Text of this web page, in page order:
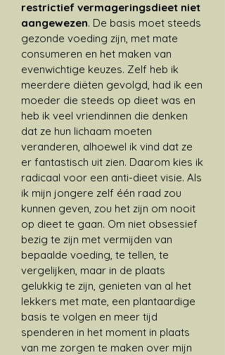
restrictief vermageringsdieet niet
aangewezen. De basis moet steeds
gezonde voeding zijn, met mate
consumeren en het maken van
evenwichtige keuzes. Zelf heb ik
meerdere diëten gevolgd, had ik een
moeder die steeds op dieet was en
heb ik veel vriendinnen die denken
dat ze hun lichaam moeten
veranderen, alhoewel ik vind dat ze
er fantastisch uit zien. Daarom kies ik
radicaal voor een anti-dieet visie. Als
ik mijn jongere zelf één raad zou
kunnen geven, zou het zijn om nooit
op dieet te gaan. Om niet obsessief
bezig te zijn met vermijden van
bepaalde voeding, te tellen, te
vergelijken, maar in de plaats
gelukkig te zijn, genieten van al het
lekkers met mate, een plantaardige
basis te volgen en meer tijd
spenderen in het moment in plaats
van me zorgen te maken over mijn